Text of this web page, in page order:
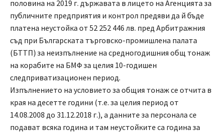
половина на 2019 г. държавата в лицето на Агенцията за
публичните предприятия и контрол предяви да й бъде
платена неустойка от 52 252 446 лв. пред Арбитражния
съд при Българската търговско-промишлена палата
(БТТП) за неизпълнение на средногодишния общ тонаж
на корабите на БМФ за целия 10-годишен
следприватизационен период.
Изпълнението на условието за общия тонаж се отчита в
края на десетте години (т.е. за целия период от
14.08.2008 до 31.12.2018 г.), а данните за персонала се
подават всяка година и там неустойките са година за